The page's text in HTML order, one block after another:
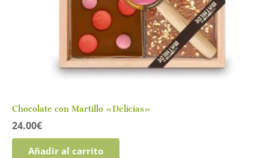
Chocolate con Martillo «Delicias»
24.00€
Añadir al carrito